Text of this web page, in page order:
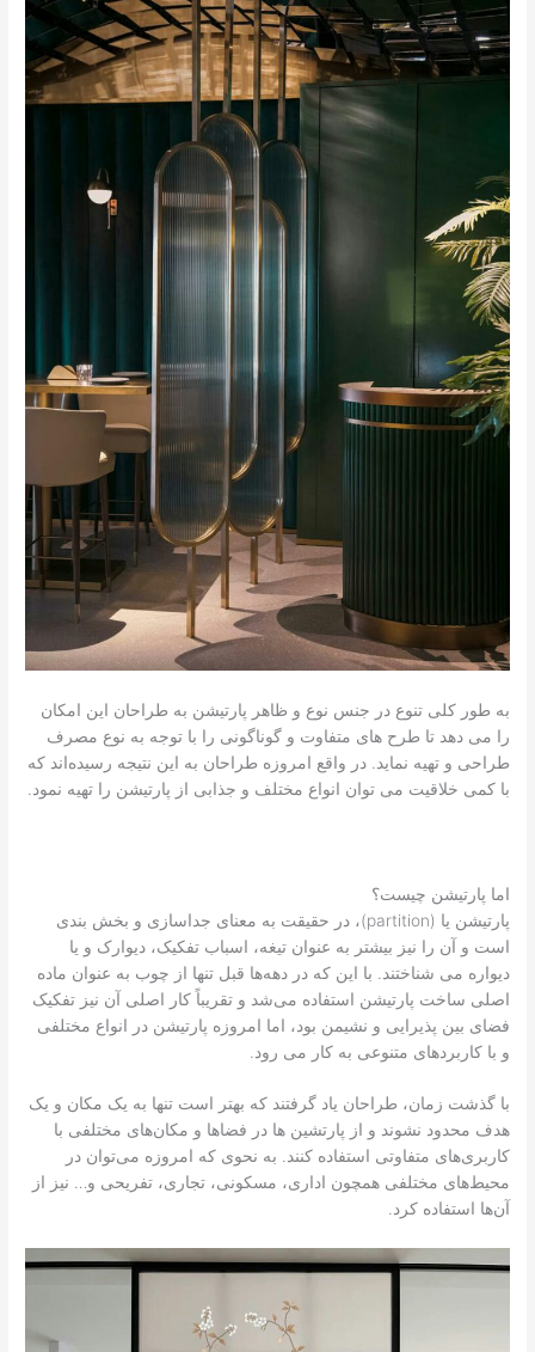
به طور کلی تنوع در جنس نوع و ظاهر پارتیشن به طراحان این امکان
را می دهد تا طرح های متفاوت و گوناگونی را با توجه به نوع مصرف
طراحی و تهیه نماید. در واقع امروزه طراحان به این نتیجه رسیده‌اند که
با کمی خلاقیت می توان انواع مختلف و جذابی از پارتیشن را تهیه نمود.
اما پارتیشن چیست؟
پارتیشن یا (partition)، در حقیقت به معنای جداسازی و بخش بندی
است و آن را نیز بیشتر به عنوان تیغه، اسباب تفکیک، دیوارک و یا
دیواره می شناختند. با این که در دهه‌ها قبل تنها از چوب به عنوان ماده
اصلی ساخت پارتیشن استفاده می‌شد و تقریباً کار اصلی آن نیز تفکیک
فضای بین پذیرایی و نشیمن بود، اما امروزه پارتیشن در انواع مختلفی
و با کاربردهای متنوعی به کار می رود.
با گذشت زمان، طراحان یاد گرفتند که بهتر است تنها به یک مکان و یک
هدف محدود نشوند و از پارتشین‌ ها در فضاها و مکان‌های مختلفی با
کاربری‌های متفاوتی استفاده کنند. به نحوی که امروزه می‌توان در
محیط‌های مختلفی همچون اداری، مسکونی، تجاری، تفریحی و… نیز از
آن‌ها استفاده کرد.